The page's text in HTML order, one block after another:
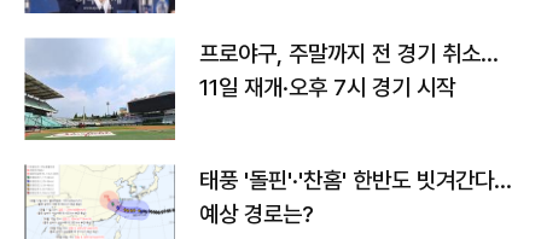
프로야구, 주말까지 전 경기 취소…
11일 재개·오후 7시 경기 시작
태풍 '돌핀'·'찬홈' 한반도 빗겨간다…
예상 경로는?